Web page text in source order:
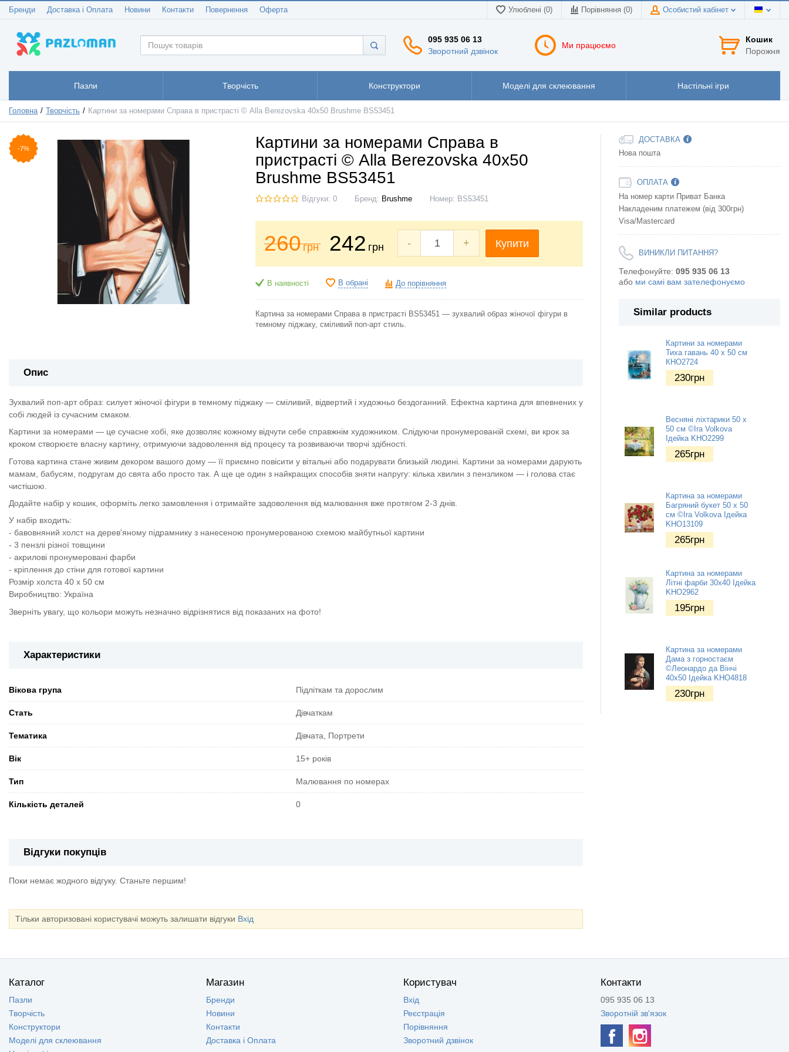
Бренди Доставка і Оплата Новини Контакти Повернення Оферта Улюблені (0) Порівняння (0) Особистий кабінет
095 935 06 13
Зворотний дзвінок
Ми працюємо
Кошик
Порожня
Пазли Творчість Конструктори Моделі для склеювання Настільні ігри
Головна Творчість Картини за номерами Справа в пристрасті © Alla Berezovska 40x50 Brushme BS53451
-7%
Картини за номерами Справа в
пристрасті © Alla Berezovska 40x50
Brushme BS53451
Відгуки: 0 Бренд: Brushme Номер: BS53451
260грн 242 грн - + Купити
В наявності В обрані До порівняння
Картина за номерами Справа в пристрасті BS53451 — зухвалий образ жіночої фігури в
темному піджаку, сміливий поп-арт стиль.
Опис
Зухвалий поп-арт образ: силует жіночої фігури в темному піджаку — сміливий, відвертий і художньо бездоганний. Ефектна картина для впевнених у
собі людей із сучасним смаком.
Картини за номерами — це сучасне хобі, яке дозволяє кожному відчути себе справжнім художником. Слідуючи пронумерованій схемі, ви крок за
кроком створюєте власну картину, отримуючи задоволення від процесу та розвиваючи творчі здібності.
Готова картина стане живим декором вашого дому — її приємно повісити у вітальні або подарувати близькій людині. Картини за номерами дарують
мамам, бабусям, подругам до свята або просто так. А ще це один з найкращих способів зняти напругу: кілька хвилин з пензликом — і голова стає
чистішою.
Додайте набір у кошик, оформіть легко замовлення і отримайте задоволення від малювання вже протягом 2-3 днів.
У набір входить:
- бавовняний холст на дерев'яному підрамнику з нанесеною пронумерованою схемою майбутньої картини
- 3 пензлі різної товщини
- акрилові пронумеровані фарби
- кріплення до стіни для готової картини
Розмір холста 40 х 50 см
Виробництво: Україна
Зверніть увагу, що кольори можуть незначно відрізнятися від показаних на фото!
Характеристики
Вікова група Підліткам та дорослим
Стать Дівчаткам
Тематика Дівчата, Портрети
Вік 15+ років
Тип Малювання по номерах
Кількість деталей 0
Відгуки покупців
Поки немає жодного відгуку. Станьте першим!
Тільки авторизовані користувачі можуть залишати відгуки Вхід
ДОСТАВКА
Нова пошта
ОПЛАТА
На номер карти Приват Банка
Накладеним платежем (від 300грн)
Visa/Mastercard
ВИНИКЛИ ПИТАННЯ?
Телефонуйте: 095 935 06 13
або ми самі вам зателефонуємо
Similar products
Картини за номерами
Тиха гавань 40 х 50 см
КНО2724
230грн
Весняні ліхтарики 50 х
50 см ©Ira Volkova
Ідейка KHO2299
265грн
Картина за номерами
Багряний букет 50 х 50
см ©Ira Volkova Ідейка
KHO13109
265грн
Картина за номерами
Літні фарби 30х40 Ідейка
KHO2962
195грн
Картина за номерами
Дама з горностаєм
©Леонардо да Вінчі
40х50 Ідейка KHO4818
230грн
Каталог
Пазли
Творчість
Конструктори
Моделі для склеювання
Магазин
Бренди
Новини
Контакти
Доставка і Оплата
Користувач
Вхід
Реєстрація
Порівняння
Зворотний дзвінок
Контакти
095 935 06 13
Зворотній зв'язок